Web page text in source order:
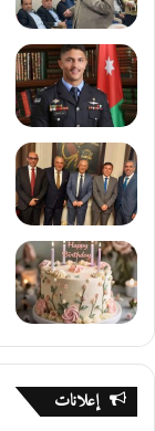
إعلانات